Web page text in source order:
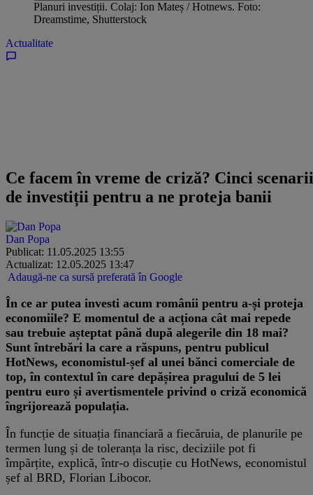
Planuri investiții. Colaj: Ion Mateș / Hotnews. Foto:
Dreamstime, Shutterstock
Actualitate
Ce facem în vreme de criză? Cinci scenarii
de investiții pentru a ne proteja banii
Dan Popa
Publicat: 11.05.2025 13:55
Actualizat: 12.05.2025 13:47
Adaugă-ne ca sursă preferată în Google
În ce ar putea investi acum românii pentru a-și proteja
economiile? E momentul de a acționa cât mai repede
sau trebuie așteptat până după alegerile din 18 mai?
Sunt întrebări la care a răspuns, pentru publicul
HotNews, economistul-șef al unei bănci comerciale de
top, în contextul în care depășirea pragului de 5 lei
pentru euro și avertismentele privind o criză economică
îngrijorează populația.
În funcție de situația financiară a fiecăruia, de planurile pe
termen lung și de toleranța la risc, deciziile pot fi
împărțite, explică, într-o discuție cu HotNews, economistul
șef al BRD, Florian Libocor.